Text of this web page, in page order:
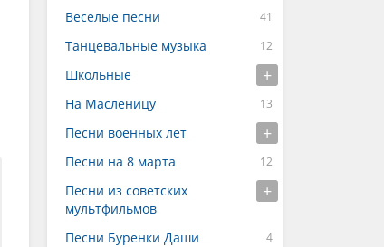
Веселые песни
Танцевальные музыка
Школьные
На Масленицу
Песни военных лет
Песни на 8 марта
Песни из советских
мультфильмов
Песни Буренки Даши